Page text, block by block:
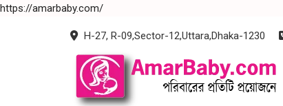
https://amarbaby.com/
H-27, R-09,Sector-12,Uttara,Dhaka-1230